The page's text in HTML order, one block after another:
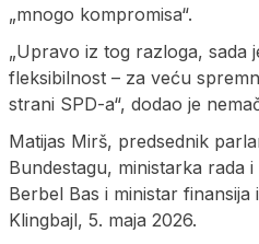
„mnogo kompromisa“.
„Upravo iz tog razloga, sada
fleksibilnost – za veću
strani SPD-a“, dodao je
Matijas Mirš, predsednik
Bundestagu, ministarka rada
Berbel Bas i ministar
Klingbajl, 5. maja 2026.